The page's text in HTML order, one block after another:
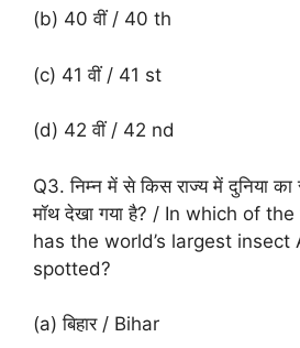
(b) 40 वीं / 40 th
(c) 41 वीं / 41 st
(d) 42 वीं / 42 nd
Q3. निम्न में से किस राज्य में दुनिया
मॉथ देखा गया है? / In which of
has the world’s largest insect
spotted?
(a) बिहार / Bihar